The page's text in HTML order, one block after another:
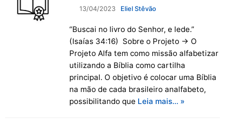
13/04/2023 Eliel Stêvão
“Buscai no livro do Senhor, e lede.”
(Isaías 34:16) Sobre o Projeto → O
Projeto Alfa tem como missão alfabetizar
utilizando a Bíblia como cartilha
principal. O objetivo é colocar uma Bíblia
na mão de cada brasileiro analfabeto,
possibilitando que Leia mais… »